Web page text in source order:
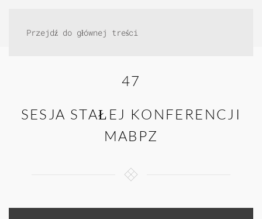
Przejdź do głównej treści
47
SESJA STAŁEJ KONFERENCJI
MABPZ